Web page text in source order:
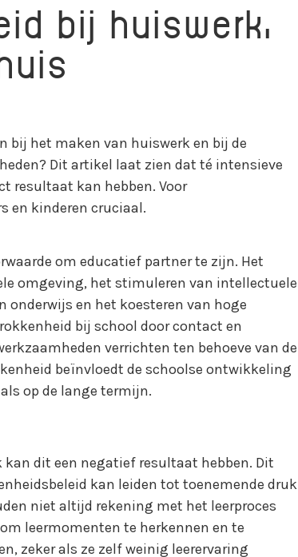
bij huiswerk,
bij het maken van huiswerk en bij de
Dit artikel laat zien dat té intensieve
resultaat kan hebben. Voor
en kinderen cruciaal.
om educatief partner te zijn. Het
omgeving, het stimuleren van intellectuele
en het koesteren van hoge
bij school door contact en
verrichten ten behoeve van de
beïnvloedt de schoolse ontwikkeling
op de lange termijn.
dit een negatief resultaat hebben. Dit
kan leiden tot toenemende druk
niet altijd rekening met het leerproces
leermomenten te herkennen en te
zeker als ze zelf weinig leerervaring